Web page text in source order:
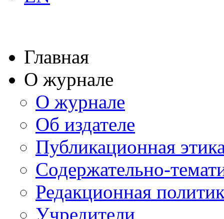
Главная
О журнале
О журнале
Об издателе
Публикационная
Содержательно-
Редакционная
Учредители